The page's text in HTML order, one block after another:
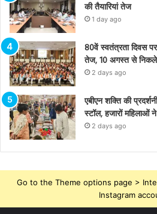
की तैयारियां तेज
1 day ago
80वें स्वतंत्रता दिवस पर
तेज, 10 अगस्त से
2 days ago
एबीएन शक्ति की
स्टॉल, हजारों महिलाओं ने
2 days ago
Go to the Theme options page >
Instagram